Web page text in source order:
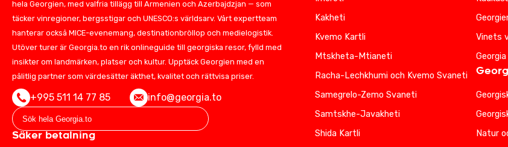
hela Georgien, med valfria tillägg till Armenien och Azerbajdzjan — som
täcker vinregioner, bergsstigar och UNESCO:s världsarv. Vårt expertteam
hanterar också MICE-evenemang, destinationbröllop och medielogistik.
Utöver turer är Georgia.to en rik onlineguide till georgiska resor, fylld med
insikter om landmärken, platser och kultur. Upptäck Georgien med en
pålitlig partner som värdesätter äkthet, kvalitet och rättvisa priser.
+995 511 14 77 85 info@georgia.to
Säker betalning
Kakheti
Kvemo Kartli
Mtskheta-Mtianeti
Racha-Lechkhumi och Kvemo Svaneti
Samegrelo-Zemo Svaneti
Samtskhe-Javakheti
Shida Kartli
Vinets
Natur